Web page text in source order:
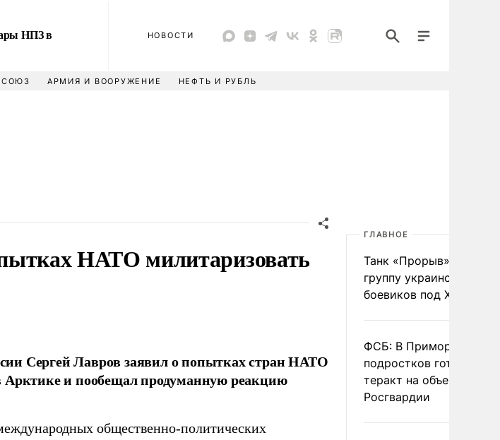
НПЗ в
НОВОСТИ
АРМИЯ И ВООРУЖЕНИЕ НЕФТЬ И РУБЛЬ
НАТО милитаризовать
Сергей Лавров заявил о попытках стран НАТО
Арктике и пообещал продуманную реакцию
общественно-политических
ГЛАВНОЕ
Танк «Прорыв»
группу украинских
боевиков под
ФСБ: В Приморье трое
подростков готовили
теракт на объекте
Росгвардии